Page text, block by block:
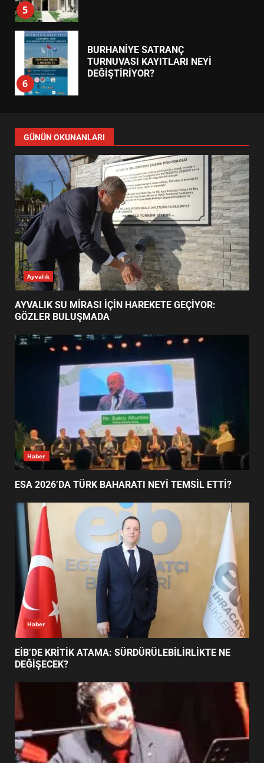
5
6
BURHANİYE SATRANÇ
TURNUVASI KAYITLARI NEYİ
DEĞİŞTİRİYOR?
7
YENİ YÖNETİM NASIL
ŞEKİLLENDİ?
1
AYVALIK SU MİRASI İÇİN
HAREKETE GEÇİYOR: GÖZLER
BULUŞMADA
2
ESA 2026’DA TÜRK BAHARATI
NEYİ TEMSİL ETTİ?
EİB’DE KRİTİK ATAMA:
SÜRDÜRÜLEBİLİRLİKTE NE
DEĞİŞECEK?
4
EDREMİT’İN GURURU TÜRKİYE
FİNALİNDE NE BAŞARDI?
5
UZATILDI: NE DEĞİŞTİ?
6
BURHANİYE SATRANÇ
TURNUVASI KAYITLARI NEYİ
DEĞİŞTİRİYOR?
BURHANİYE BELEDİYESPOR’DA
YENİ YÖNETİM NASIL
GÜNÜN OKUNANLARI
Ayvalık
AYVALIK SU MİRASI İÇİN HAREKETE GEÇİYOR:
GÖZLER BULUŞMADA
Haber
ESA 2026’DA TÜRK BAHARATI NEYİ TEMSİL ETTİ?
Haber
EİB’DE KRİTİK ATAMA: SÜRDÜRÜLEBİLİRLİKTE NE
DEĞİŞECEK?